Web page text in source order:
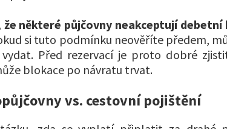
některé půjčovny neakceptují
si tuto podmínku neověříte předem,
Před rezervací je proto dobré
blokace po návratu trvat.
vs. cestovní pojištění